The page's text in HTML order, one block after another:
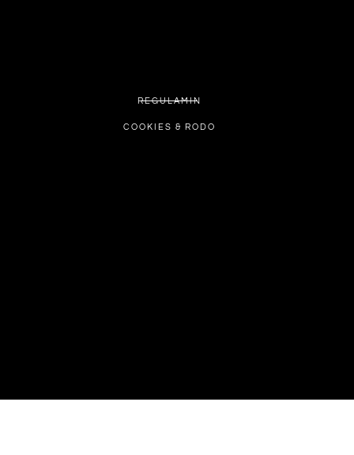
REGULAMIN
COOKIES & RODO